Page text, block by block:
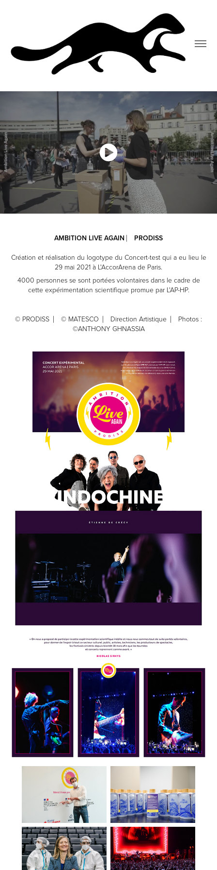
AMBITION LIVE AGAIN ⎸ PRODISS
Création et réalisation du logotype du Concert-test qui a eu lieu le
29 mai 2021 à L'AccorArena de Paris.
4000 personnes se sont portées volontaires dans le cadre de
cette expérimentation scientifique promue par L'AP-HP.
© PRODISS ⎸ © MATESCO ⎸ Direction Artistique ⎸ Photos :
©ANTHONY GHNASSIA